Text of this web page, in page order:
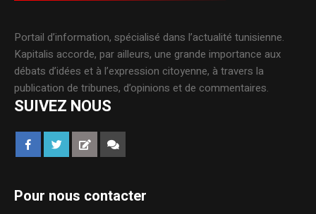
Portail d’information, spécialisé dans l’actualité tunisienne.
Kapitalis accorde, par ailleurs, une grande importance aux
débats d’idées et à l’expression citoyenne, à travers la
publication de tribunes, d’opinions et de commentaires.
SUIVEZ NOUS
Pour nous contacter